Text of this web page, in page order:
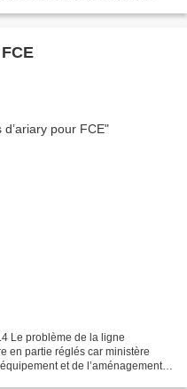
Le problème de la ligne
en partie réglés car ministère
et de l’aménagement